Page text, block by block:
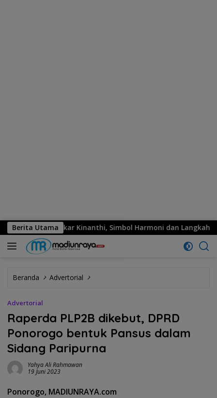
Berita Utama
Sekar Kinanthi, Simbol Harmoni dan Langkah Maju
Beranda Advertorial
Advertorial
Raperda PLP2B dikebut, DPRD
Ponorogo bentuk Pansus dalam
Sidang Paripurna
Yahya Ali Rahmawan
19 Juni 2023
Ponorogo, MADIUNRAYA.com